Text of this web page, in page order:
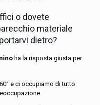
o dovete
materiale
dietro?
ha la risposta giusta per
e ci occupiamo di tutto